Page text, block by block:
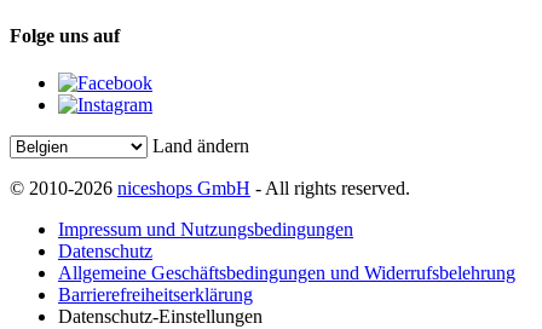
Folge uns auf
Land ändern
© 2010-2026 niceshops GmbH - All rights reserved.
Impressum und Nutzungsbedingungen
Datenschutz
Allgemeine Geschäftsbedingungen und Widerrufsbelehrung
Barrierefreiheitserklärung
Datenschutz-Einstellungen